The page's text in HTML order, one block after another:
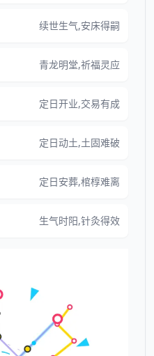
续世生气,安床得嗣
青龙明堂,祈福灵应
定日开业,交易有成
定日动土,土固难破
定日安葬,棺椁难离
生气时阳,针灸得效